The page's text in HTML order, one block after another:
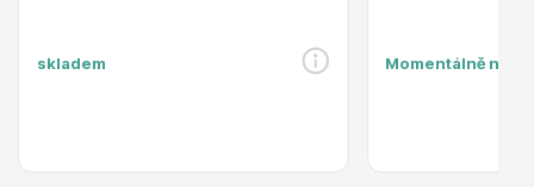
skladem Momentálně